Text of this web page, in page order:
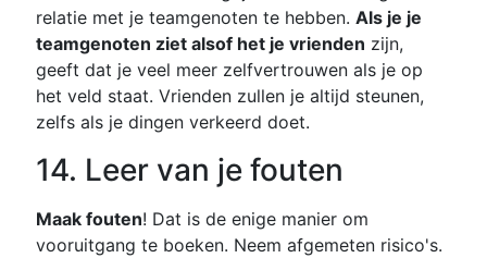
relatie met je teamgenoten te hebben. Als je je
teamgenoten ziet alsof het je vrienden zijn,
geeft dat je veel meer zelfvertrouwen als je op
het veld staat. Vrienden zullen je altijd steunen,
zelfs als je dingen verkeerd doet.
14. Leer van je fouten
Maak fouten! Dat is de enige manier om
vooruitgang te boeken. Neem afgemeten risico's.